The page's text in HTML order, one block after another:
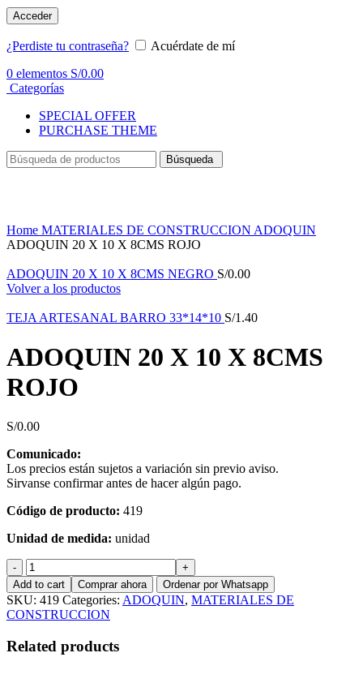
Acceder
¿Perdiste tu contraseña?
Acuérdate de mí
0 elementos S/0.00
Categorías
SPECIAL OFFER
PURCHASE THEME
Búsqueda
Home MATERIALES DE CONSTRUCCION ADOQUIN
ADOQUIN 20 X 10 X 8CMS ROJO
ADOQUIN 20 X 10 X 8CMS NEGRO S/0.00
Volver a los productos
TEJA ARTESANAL BARRO 33*14*10 S/1.40
ADOQUIN 20 X 10 X 8CMS
ROJO
S/0.00
Comunicado:
Los precios están sujetos a variación sin previo aviso.
Sirvanse confirmar antes de hacer algún pago.
Código de producto: 419
Unidad de medida: unidad
ADOQUIN
20
X
10
X
8CMS
ROJO
Add to cart Comprar ahora Ordenar por Whatsapp
SKU: 419 Categories: ADOQUIN, MATERIALES DE
CONSTRUCCION
Related products